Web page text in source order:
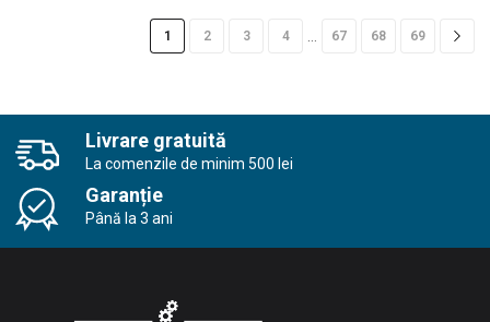
1 2 3 4 … 67 68 69
Livrare gratuită
La comenzile de minim 500 lei
Garanție
Până la 3 ani